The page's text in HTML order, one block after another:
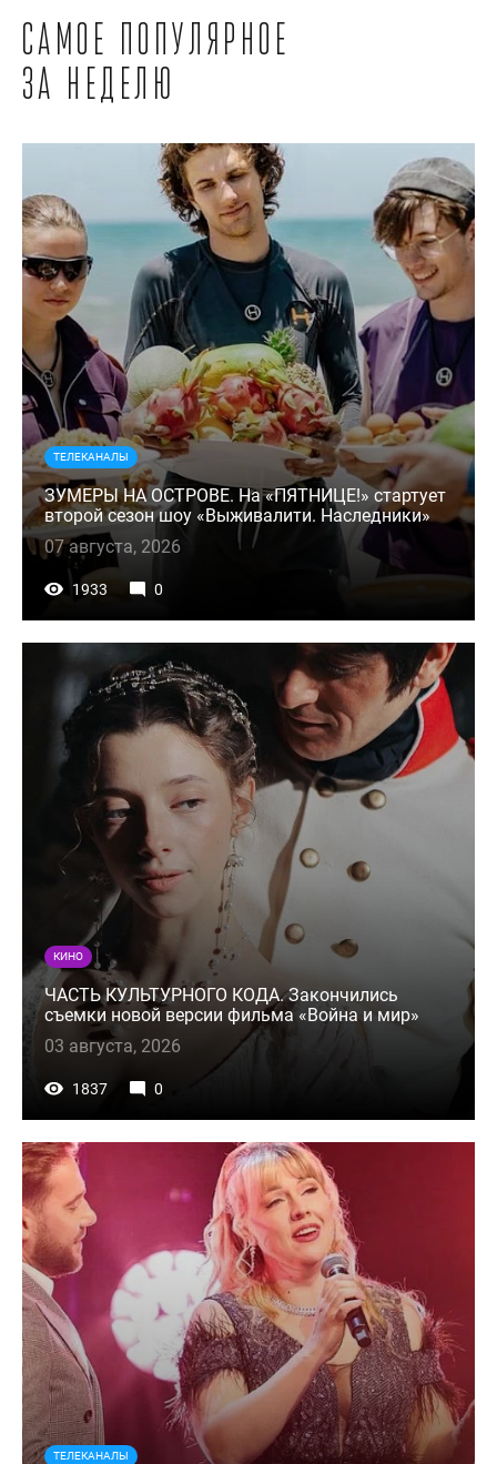
Самое популярное
за неделю
ТЕЛЕКАНАЛЫ
ЗУМЕРЫ НА ОСТРОВЕ. На «ПЯТНИЦЕ!» стартует
второй сезон шоу «Выживалити. Наследники»
07 августа, 2026
1933 0
КИНО
ЧАСТЬ КУЛЬТУРНОГО КОДА. Закончились
съемки новой версии фильма «Война и мир»
03 августа, 2026
1837 0
ТЕЛЕКАНАЛЫ